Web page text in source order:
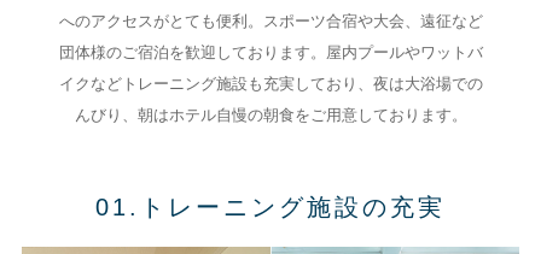
へのアクセスがとても便利。スポーツ合宿や大会、遠征など
団体様のご宿泊を歓迎しております。屋内プールやワットバ
イクなどトレーニング施設も充実しており、夜は大浴場での
んびり、朝はホテル自慢の朝食をご用意しております。
01.トレーニング施設の充実